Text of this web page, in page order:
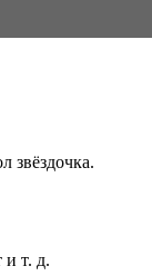
звёздочка.
и т. д.